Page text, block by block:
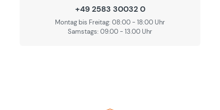
+49 2583 30032 0
Montag bis Freitag: 08:00 - 18:00 Uhr
Samstags: 09.00 - 13.00 Uhr